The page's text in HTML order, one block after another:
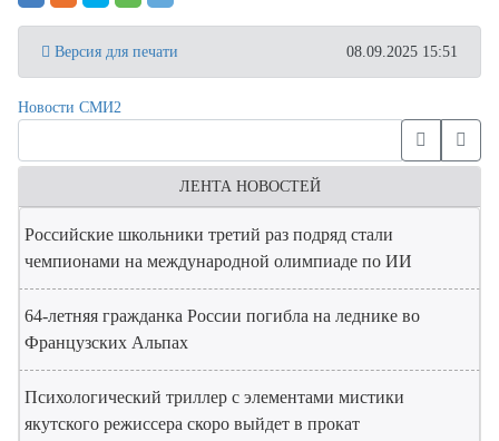
Версия для печати 08.09.2025 15:51
Новости СМИ2
ЛЕНТА НОВОСТЕЙ
Российские школьники третий раз подряд стали
чемпионами на международной олимпиаде по ИИ
64-летняя гражданка России погибла на леднике во
Французских Альпах
Психологический триллер с элементами мистики
якутского режиссера скоро выйдет в прокат